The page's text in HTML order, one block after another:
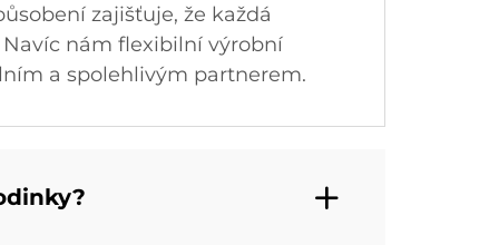
zajišťuje, že každá
nám flexibilní výrobní
a spolehlivým partnerem.